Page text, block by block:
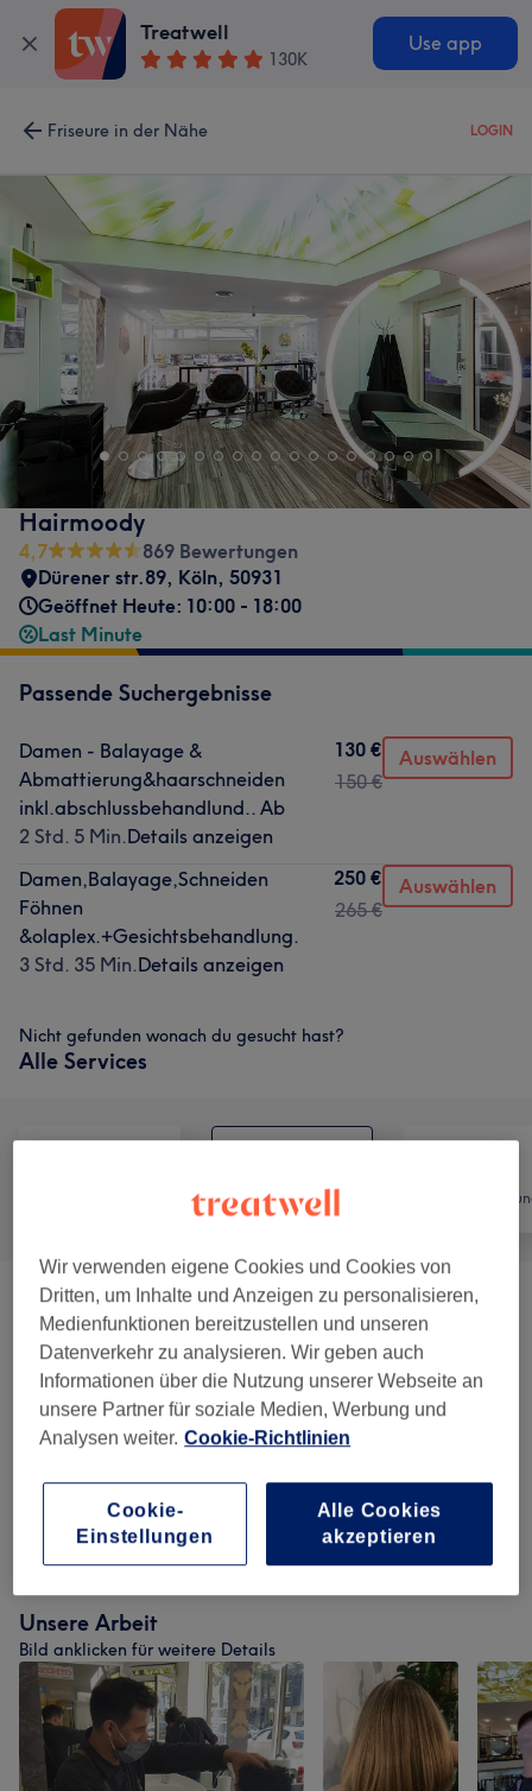
Treatwell
130K
Use app
Friseure in der Nähe LOGIN
Hairmoody
4,7
869 Bewertungen
Dürener str.89, Köln, 50931
Geöffnet Heute: 10:00 - 18:00
Last Minute
Passende Suchergebnisse
Damen - Balayage &
Abmattierung&haarschneiden
inkl.abschlussbehandlund.. Ab
2 Std. 5 Min.Details anzeigen
130 €
150 €
Auswählen
Damen,Balayage,Schneiden
Föhnen
&olaplex.+Gesichtsbehandlung.
3 Std. 35 Min.Details anzeigen
250 €
265 €
Auswählen
Nicht gefunden wonach du gesucht hast?
Alle Services
Friseur
Damen - Colorationen & Schnitte (1) 60 €
Damen - Farbe & Coloration (10)
Kinder - Haarschnitte & Stylings ( 1)
Damen - Haarschnitte & Stylings (14) ab 3 €
Herren - Haarschnitte & Stylings 10) ab 10 €
Unsere Arbeit
Bild anklicken für weitere Details
Wir verwenden eigene Cookies und Cookies von
Dritten, um Inhalte und Anzeigen zu personalisieren,
Medienfunktionen bereitzustellen und unseren
Datenverkehr zu analysieren. Wir geben auch
Informationen über die Nutzung unserer Webseite an
unsere Partner für soziale Medien, Werbung und
Analysen weiter. Cookie-Richtlinien
Cookie-
Einstellungen
Alle Cookies
akzeptieren